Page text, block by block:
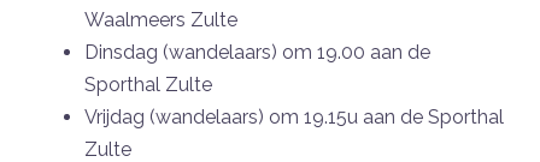
Waalmeers Zulte
Dinsdag (wandelaars) om 19.00 aan de
Sporthal Zulte
Vrijdag (wandelaars) om 19.15u aan de Sporthal
Zulte